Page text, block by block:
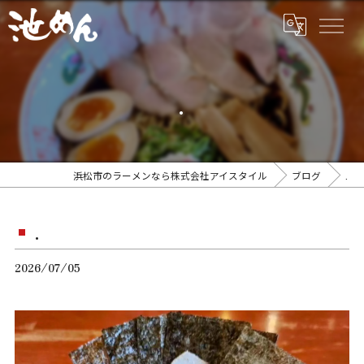
.
浜松市のラーメンなら株式会社アイスタイル ブログ
.
2026/07/05